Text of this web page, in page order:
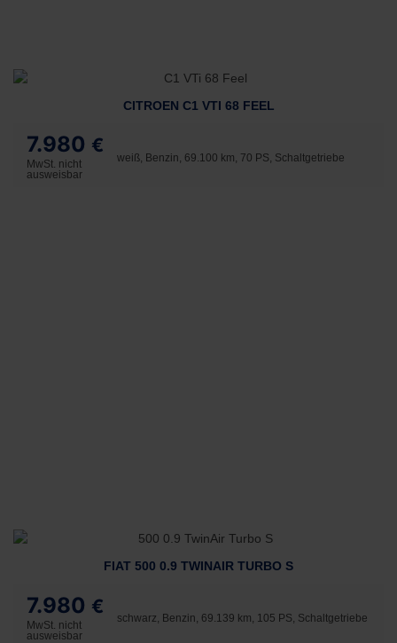
CITROEN C1 VTI 68 FEEL
7.980 €
MwSt. nicht
ausweisbar
weiß, Benzin, 69.100 km, 70 PS, Schaltgetriebe
FIAT 500 0.9 TWINAIR TURBO S
7.980 €
MwSt. nicht
ausweisbar
schwarz, Benzin, 69.139 km, 105 PS, Schaltgetriebe